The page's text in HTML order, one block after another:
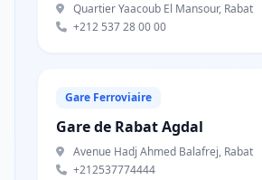
Quartier Yaacoub El Mansour, Rabat
+212 537 28 00 00
Gare Ferroviaire
Gare de Rabat Agdal
Avenue Hadj Ahmed Balafrej, Rabat
+212537774444